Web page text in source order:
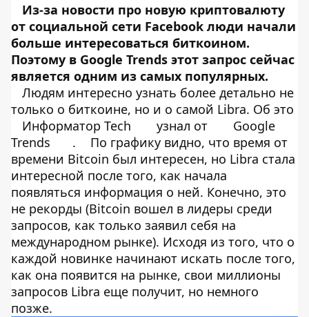
Из-за новости про новую криптовалюту
от социальной сети Facebook люди начали
больше интересоваться биткоином.
Поэтому в Google Trends этот запрос сейчас
является одним из самых популярных.
Людям интересно узнать более детально не
только о биткоине, но и о самой Libra. Об это
Информатор Tech
узнал от
Google
Trends
.
По графику видно, что время от
времени Bitcoin был интересен, но Libra стала
интересной после того, как начала
появляться информация о ней. Конечно, это
не рекорды (Bitcoin вошел в лидеры среди
запросов, как только заявил себя на
международном рынке). Исходя из того, что о
каждой новинке начинают искать после того,
как она появится на рынке, свои миллионы
запросов Libra еще получит, но немного
позже.